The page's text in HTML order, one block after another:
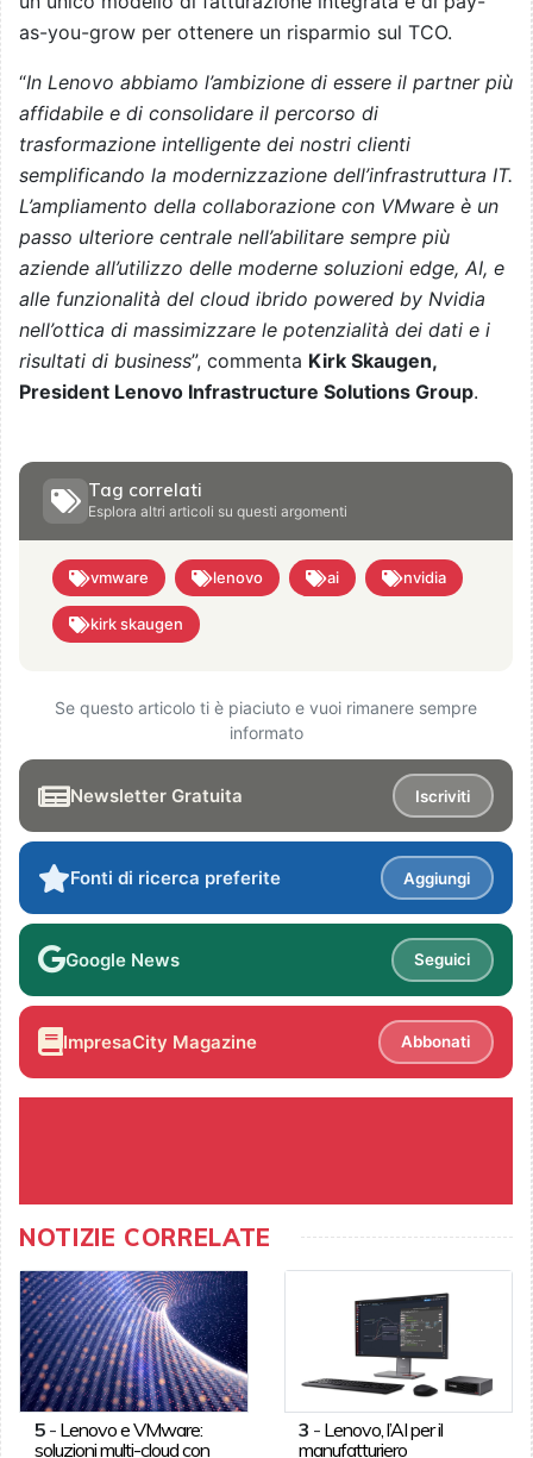
as-you-grow per ottenere un risparmio sul TCO.
“In Lenovo abbiamo l’ambizione di essere il partner più
affidabile e di consolidare il percorso di
trasformazione intelligente dei nostri clienti
semplificando la modernizzazione dell’infrastruttura IT.
L’ampliamento della collaborazione con VMware è un
passo ulteriore centrale nell’abilitare sempre più
aziende all’utilizzo delle moderne soluzioni edge, AI, e
alle funzionalità del cloud ibrido powered by Nvidia
nell’ottica di massimizzare le potenzialità dei dati e i
risultati di business”, commenta Kirk Skaugen,
President Lenovo Infrastructure Solutions Group.
Tag correlati
Esplora altri articoli su questi argomenti
vmware lenovo ai nvidia
kirk skaugen
Se questo articolo ti è piaciuto e vuoi rimanere sempre
informato
Newsletter Gratuita Iscriviti
Fonti di ricerca preferite Aggiungi
Google News Seguici
ImpresaCity Magazine Abbonati
NOTIZIE CORRELATE
5- Lenovo e VMware:
soluzioni multi-cloud con
3 - Lenovo, l’AI per il
manufatturiero